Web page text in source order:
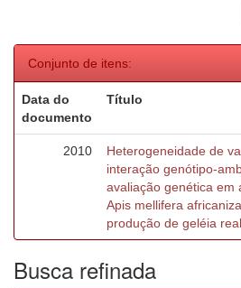
Conjunto de itens:
Data do
documento
Título
2010
Heterogeneidade de
interação genótipo-
avaliação genética em
Apis mellifera
produção de geléia real
Busca refinada